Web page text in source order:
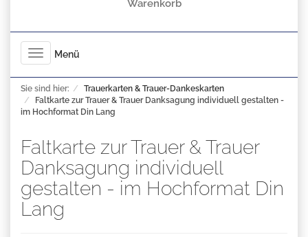
Warenkorb
Toggle
navigation
Menü
Sie sind hier:
Trauerkarten & Trauer-Dankeskarten
Faltkarte zur Trauer & Trauer Danksagung individuell gestalten -
im Hochformat Din Lang
Faltkarte zur Trauer & Trauer
Danksagung individuell
gestalten - im Hochformat Din
Lang